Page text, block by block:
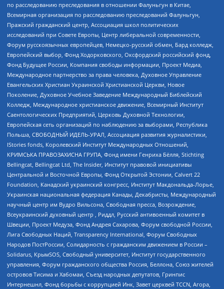
по расследованию преследования в отношении Фалуньгун в Китае,
Всемирная организация по расследованию преследований Фалуньгун,
Пражский гражданский центр, Ассоциация школ политических
исследований при Совете Европы, Центр либеральной современности,
Форум русскоязычных европейцев, Немецко-русский обмен, Бард колледж,
Европейский выбор, Фонд Ходорковского, Оксфордский российский фонд,
Фонд Будущее России, Компания свободы информации, Проект Медиа,
Международное партнерство за права человека, Духовное Управление
Евангельских Христиан Украинской Христианской Церкви, Новое
Поколение, Духовное Учебное Заведение Международный Библейский
Колледж, Международное христианское движение, Всемирный Институт
Саентологических Предприятий, Церковь Духовной Технологии,
Европейская сеть организаций по наблюдению за выборами, Республика
Польша, СВОБОДНЫЙ ИДЕЛЬ-УРАЛ, Ассоциация развития журналистики,
IStories fonds, Королевский Институт Международных Отношений,
КРИМСЬКА ПРАВОЗАХИСНА ГРУПА, Фонд имени Генриха Бёлля, Stichting
Bellingcat, Bellingcat Ltd, The Insider, Институт правовой инициативы
Центральной и Восточной Европы, Фонд Открытой Эстонии, Calvert 22
Foundation, Канадский украинский конгресс, Институт Макдональда-Лорье,
Украинская национальная федерация Канады, Декабристы, Международный
научный центр им Вудро Вильсона, Свободная пресса, Возрождение,
Всеукраинский духовный центр , Риддл, Русский антивоенный комитет в
Швеции, Проект Медуза, Фонд Андрея Сахарова, Форум свободной России,
Лига Свободных Наций, Transparеncy International, Форум Свободных
Народов ПостРоссии, Солидарность с гражданским движением в России –
Solidarus, КрымSOS, Свободный университет, Институт государственного
управления, Форум гражданского общества Россия, Беллона, Союз жителей
островов Тисима и Хабомаи, Съезд народных депутатов, Гринпис
Интернешнл, Фонд борьбы с коррупцией Инк, Завет церквей TCCN, Агора,